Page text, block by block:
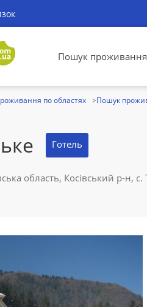
Пошук проживання
по областях Пошук
Готель
область, Косівський р-н,